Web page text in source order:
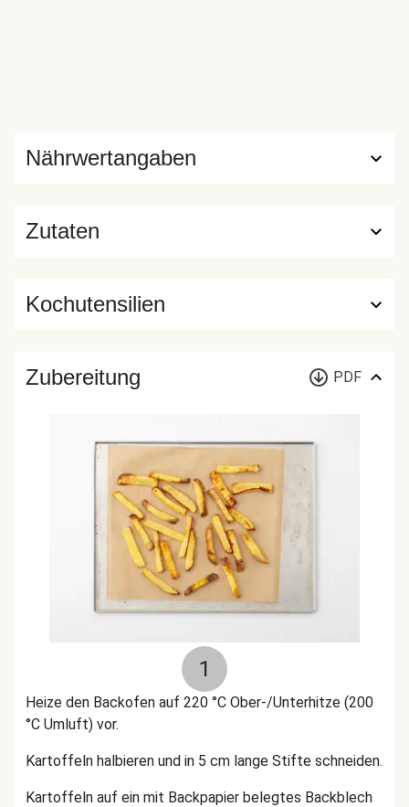
Zutaten
Nährwertangaben
Kochutensilien
Zubereitung PDF
1
Heize den Backofen auf 220 °C Ober-/Unterhitze (200
°C Umluft) vor.
Kartoffeln halbieren und in 5 cm lange Stifte schneiden.
Kartoffeln auf ein mit Backpapier belegtes Backblech